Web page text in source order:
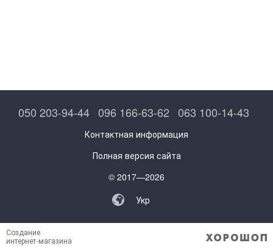
050 203-94-44 096 166-63-62 063 100-14-43
Контактная информация
Полная версия сайта
© 2017—2026
Укр
Создание
интернет-магазина